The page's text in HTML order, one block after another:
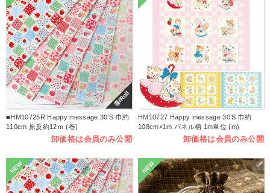
巻/Roll
■HM10725R Happy message 30’S 巾約
110cm 原反約12ｍ (巻)
卸価格は会員のみ公開
HM10727 Happy message 30’S 巾約
108cm×1m パネル柄 1m単位 (m)
卸価格は会員のみ公開
NEW NEW